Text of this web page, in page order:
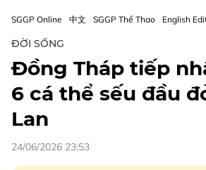
SGGP Online 中文 SGGP Thể Thao English
ĐỜI SỐNG
Đồng Tháp tiếp
6 cá thể sếu đầu
Lan
24/06/2026 23:53